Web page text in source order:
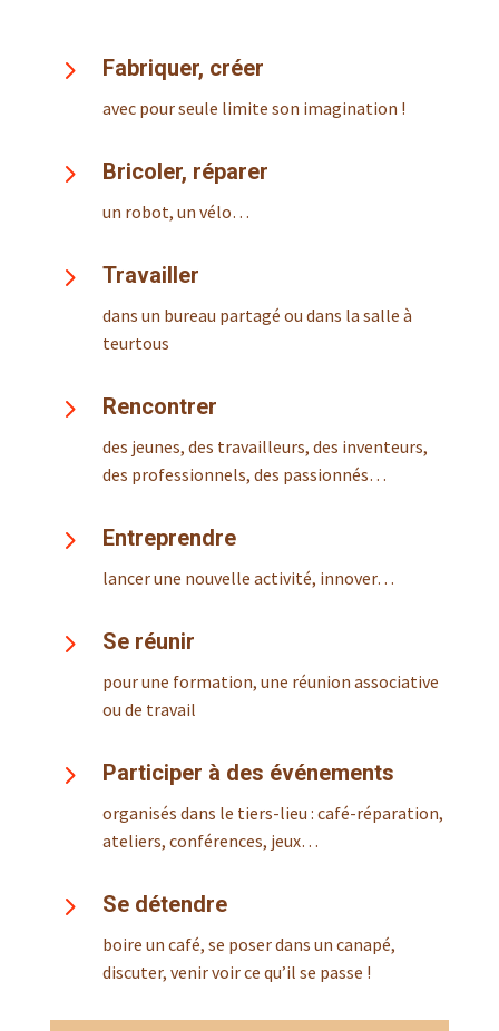
5 Fabriquer, créer
avec pour seule limite son imagination !
5 Bricoler, réparer
un robot, un vélo…
5 Travailler
dans un bureau partagé ou dans la salle à
teurtous
5 Rencontrer
des jeunes, des travailleurs, des inventeurs,
des professionnels, des passionnés…
5 Entreprendre
lancer une nouvelle activité, innover…
5 Se réunir
pour une formation, une réunion associative
ou de travail
5 Participer à des événements
organisés dans le tiers-lieu : café-réparation,
ateliers, conférences, jeux…
5 Se détendre
boire un café, se poser dans un canapé,
discuter, venir voir ce qu’il se passe !